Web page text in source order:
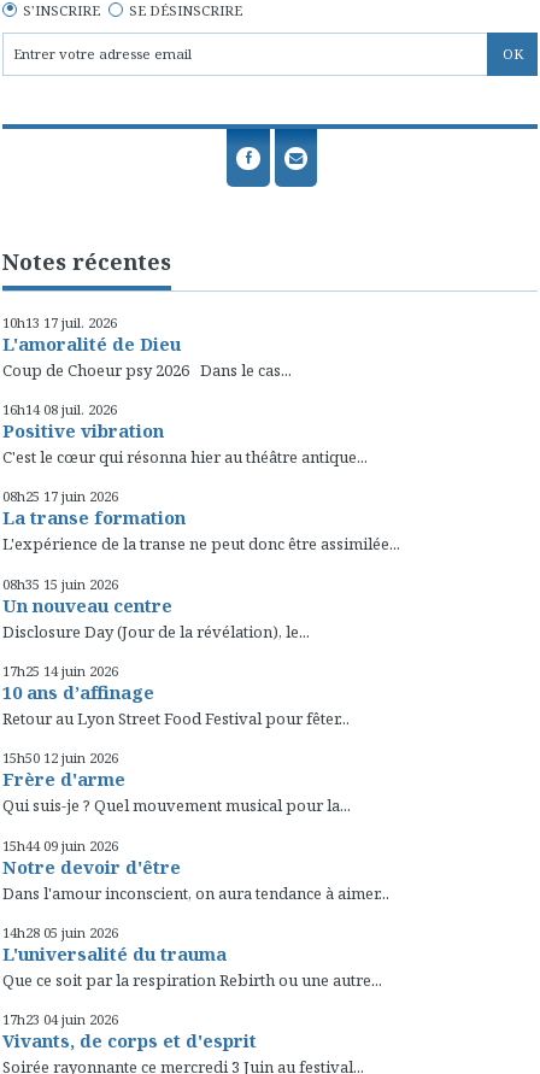
S'INSCRIRE SE DÉSINSCRIRE
Notes récentes
10h13 17 juil. 2026
L'amoralité de Dieu
Coup de Choeur psy 2026 Dans le cas...
16h14 08 juil. 2026
Positive vibration
C'est le cœur qui résonna hier au théâtre antique...
08h25 17 juin 2026
La transe formation
L'expérience de la transe ne peut donc être assimilée...
08h35 15 juin 2026
Un nouveau centre
Disclosure Day (Jour de la révélation), le...
17h25 14 juin 2026
10 ans d’affinage
Retour au Lyon Street Food Festival pour fêter...
15h50 12 juin 2026
Frère d'arme
Qui suis-je ? Quel mouvement musical pour la...
15h44 09 juin 2026
Notre devoir d'être
Dans l'amour inconscient, on aura tendance à aimer...
14h28 05 juin 2026
L'universalité du trauma
Que ce soit par la respiration Rebirth ou une autre...
17h23 04 juin 2026
Vivants, de corps et d'esprit
Soirée rayonnante ce mercredi 3 Juin au festival...